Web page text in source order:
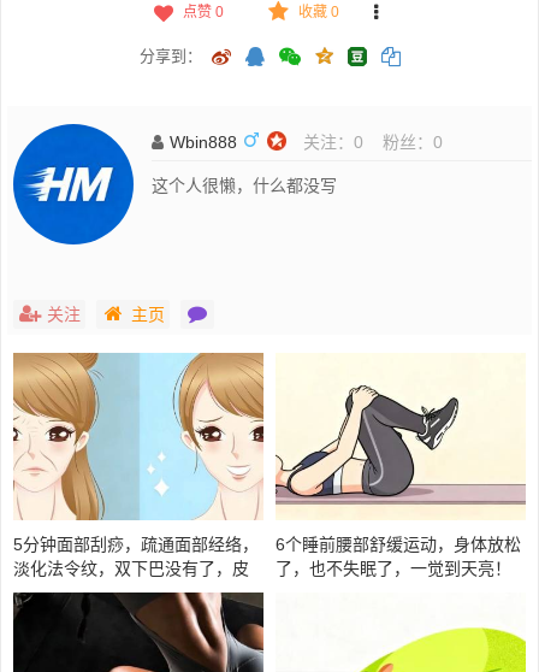
点赞 0 收藏 0
分享到：
Wbin888 关注： 0 粉丝： 0
这个人很懒，什么都没写
关注 主页
5分钟面部刮痧，疏通面部经络，
淡化法令纹，双下巴没有了，皮
肤紧致透亮
6个睡前腰部舒缓运动，身体放松
了，也不失眠了，一觉到天亮！